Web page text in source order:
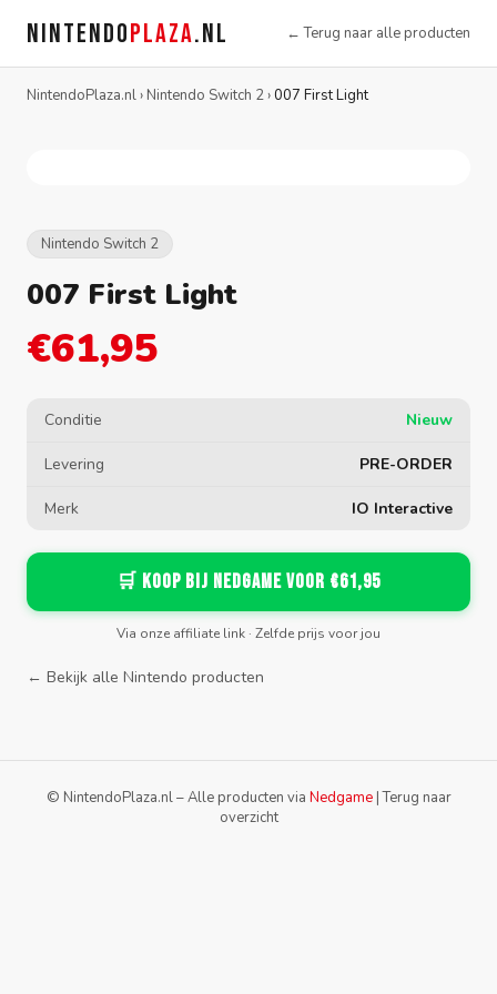
NINTENDOPLAZA.NL ← Terug naar alle producten
NintendoPlaza.nl› Nintendo Switch 2›007 First Light
Nintendo Switch 2
007 First Light
€61,95
Conditie Nieuw
Levering PRE-ORDER
Merk IO Interactive
🛒 Koop bij Nedgame voor €61,95
Via onze affiliate link · Zelfde prijs voor jou
← Bekijk alle Nintendo producten
© NintendoPlaza.nl – Alle producten via Nedgame|Terug naar
overzicht